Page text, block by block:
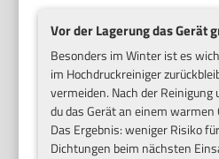
Vor der Lagerung das Gerät
Besonders im Winter ist es
im Hochdruckreiniger
vermeiden. Nach der
du das Gerät an einem
Das Ergebnis: weniger Risiko
Dichtungen beim nächsten